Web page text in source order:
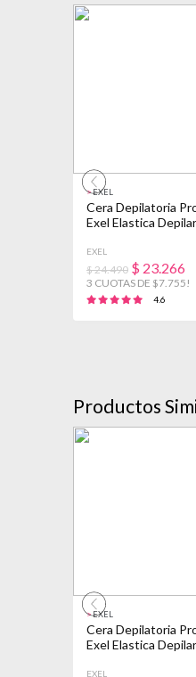
>EXEL
Cera Depilatoria
Exel Elastica Depilar
EXEL
$ 24.490 $ 23.266
3 CUOTAS DE $7.755!
4.6
Productos
>EXEL
Cera Depilatoria
Exel Elastica Depilar
EXEL